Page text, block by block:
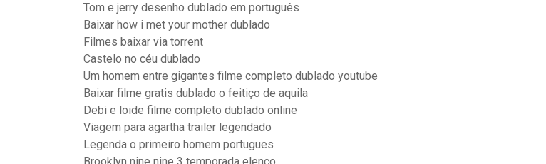
Tom e jerry desenho dublado em português
Baixar how i met your mother dublado
Filmes baixar via torrent
Castelo no céu dublado
Um homem entre gigantes filme completo dublado youtube
Baixar filme gratis dublado o feitiço de aquila
Debi e loide filme completo dublado online
Viagem para agartha trailer legendado
Legenda o primeiro homem portugues